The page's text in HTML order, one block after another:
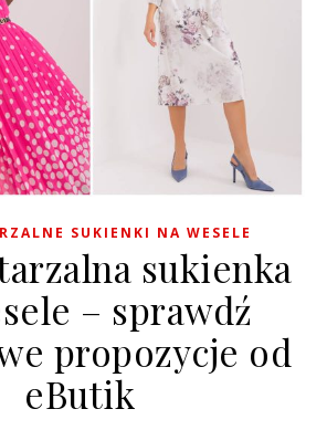
SUKIENKI NA WESELE
sukienka
– sprawdź
propozycje od
eButik